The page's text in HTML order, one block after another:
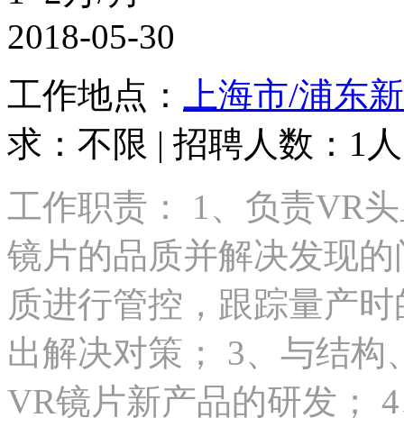
2018-05-30
工作地点：
上海市/浦东
求：不限 | 招聘人数：1
工作职责： 1、负责VR
镜片的品质并解决发现
质进行管控，跟踪量产
出解决对策； 3、与结
VR镜片新产品的研发；